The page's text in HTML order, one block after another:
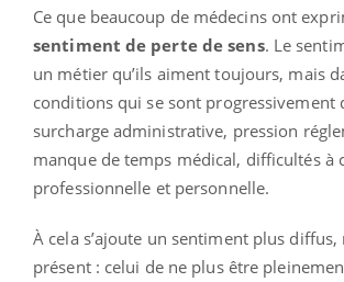
Ce que beaucoup de médecins ont
sentiment de perte de sens. Le
un métier qu’ils aiment toujours, mais
conditions qui se sont progressivement
surcharge administrative, pression
manque de temps médical, difficultés à
professionnelle et personnelle.
À cela s’ajoute un sentiment plus diffus,
présent : celui de ne plus être